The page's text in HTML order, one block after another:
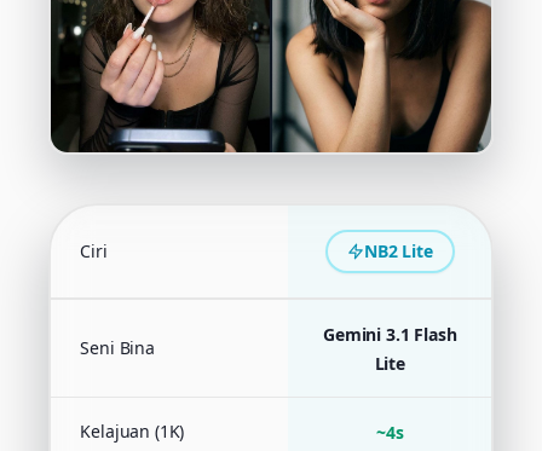
Ciri NB2 Lite
Seni Bina
Gemini 3.1 Flash
Lite
Kelajuan (1K) ~4s